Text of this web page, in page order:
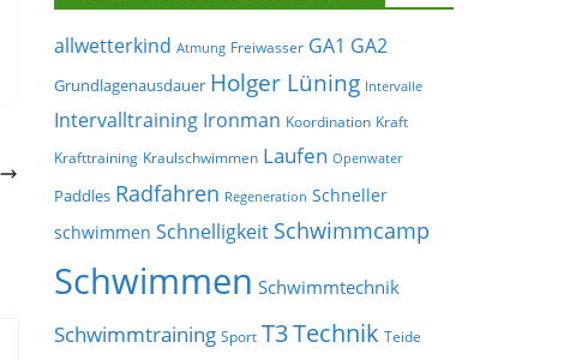
allwetterkind Atmung Freiwasser GA1 GA2
Grundlagenausdauer Holger Lüning Intervalle
Intervalltraining Ironman Koordination Kraft
Krafttraining Kraulschwimmen Laufen Openwater
Paddles Radfahren Regeneration Schneller
schwimmen Schnelligkeit Schwimmcamp
Schwimmen Schwimmtechnik
Schwimmtraining Sport T3Technik Teide